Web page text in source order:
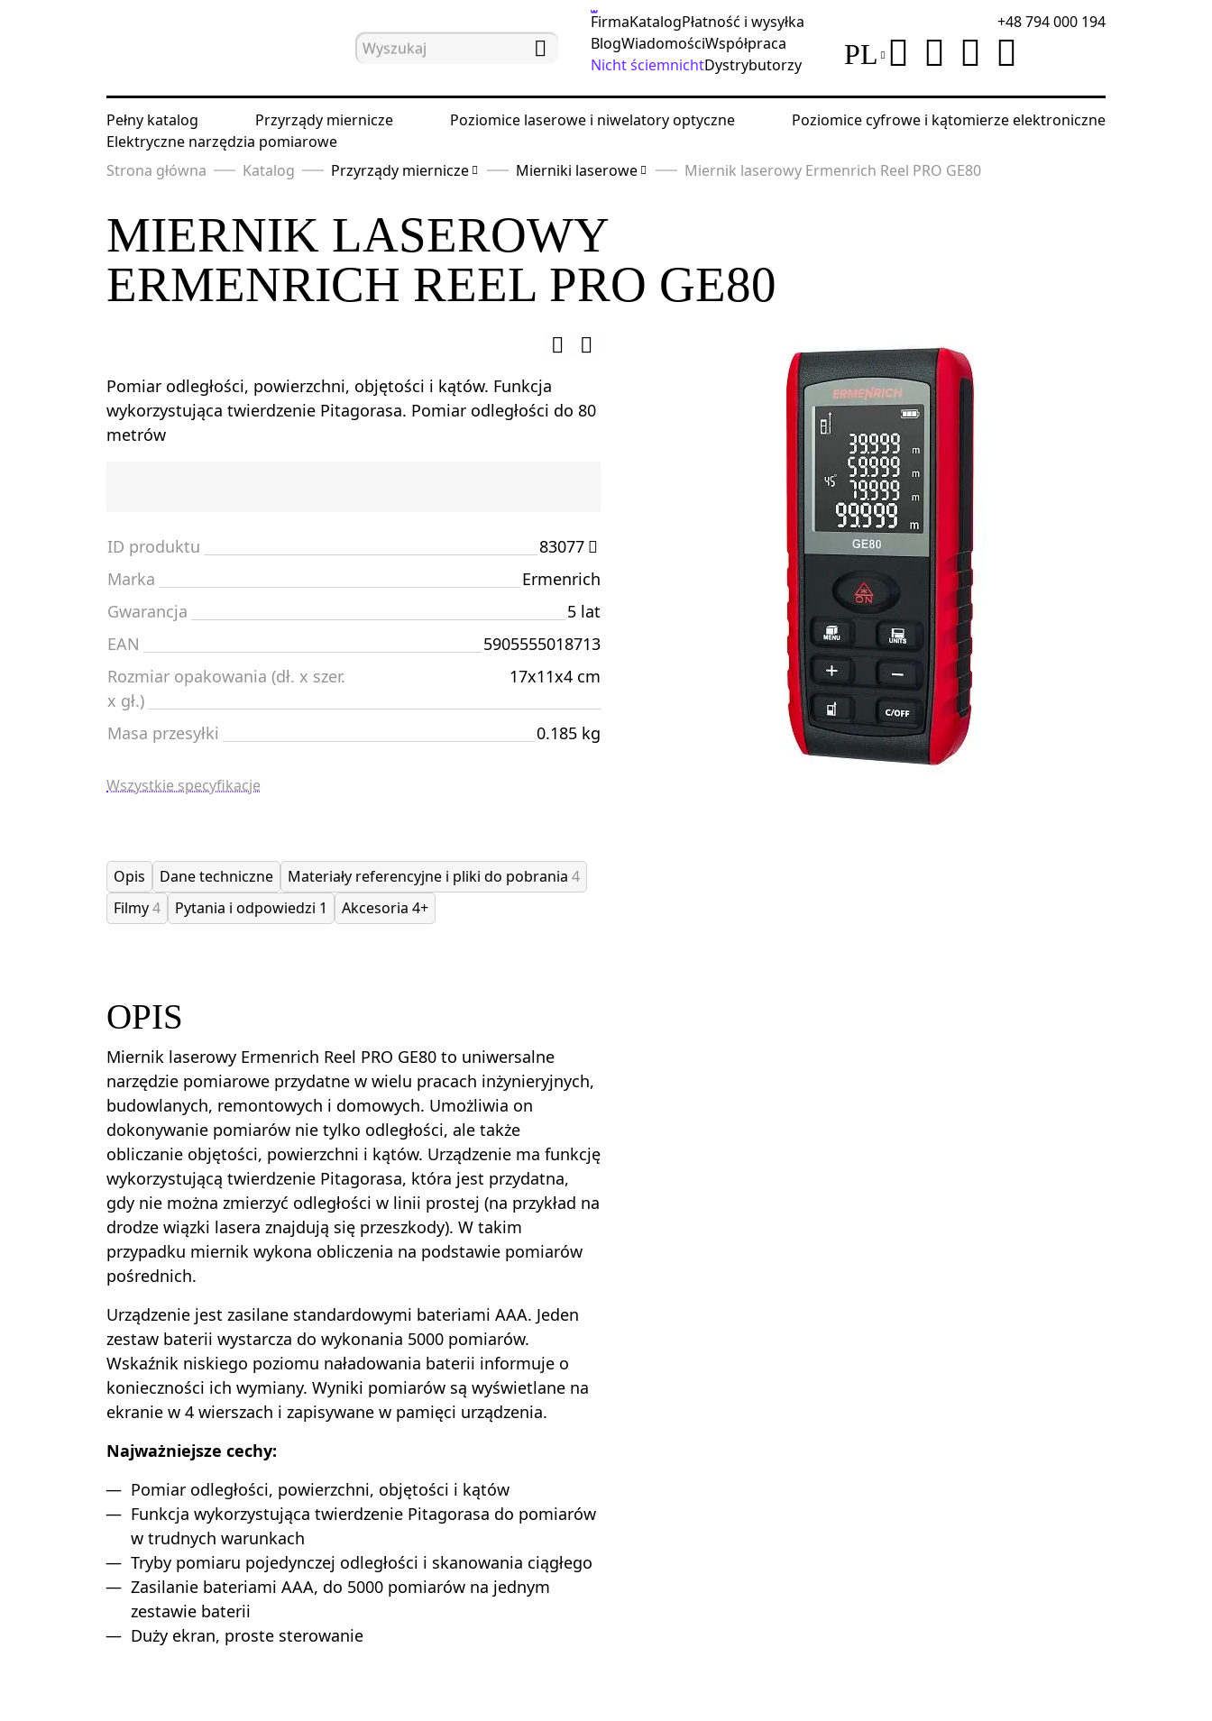
FirmaKatalogPłatność i wysyłka
BlogWiadomościWspółpraca
Nicht ściemnichtDystrybutorzy
+48 794 000 194
PL
Pełny katalog Przyrządy miernicze Poziomice laserowe i niwelatory optyczne
Poziomice cyfrowe i kątomierze elektroniczne
Elektryczne narzędzia pomiarowe
Strona główna
Katalog Przyrządy miernicze Mierniki laserowe Miernik laserowy Ermenrich Reel PRO GE80
MIERNIK LASEROWY
ERMENRICH REEL PRO GE80
Pomiar odległości, powierzchni, objętości i kątów. Funkcja
wykorzystująca twierdzenie Pitagorasa. Pomiar odległości do 80
metrów
ID produktu
83077
Marka
Ermenrich
Gwarancja
5 lat
EAN
5905555018713
Rozmiar opakowania (dł. x szer.
x gł.)
17x11x4 cm
Masa przesyłki 0.185 kg
Wszystkie specyfikacje
Opis Dane techniczne Materiały referencyjne i pliki do pobrania 4
Filmy4 Pytania i odpowiedzi 1 Akcesoria 4+
OPIS
Miernik laserowy Ermenrich Reel PRO GE80 to uniwersalne
narzędzie pomiarowe przydatne w wielu pracach inżynieryjnych,
budowlanych, remontowych i domowych. Umożliwia on
dokonywanie pomiarów nie tylko odległości, ale także
obliczanie objętości, powierzchni i kątów. Urządzenie ma funkcję
wykorzystującą twierdzenie Pitagorasa, która jest przydatna,
gdy nie można zmierzyć odległości w linii prostej (na przykład na
drodze wiązki lasera znajdują się przeszkody). W takim
przypadku miernik wykona obliczenia na podstawie pomiarów
pośrednich.
Urządzenie jest zasilane standardowymi bateriami AAA. Jeden
zestaw baterii wystarcza do wykonania 5000 pomiarów.
Wskaźnik niskiego poziomu naładowania baterii informuje o
konieczności ich wymiany. Wyniki pomiarów są wyświetlane na
ekranie w 4 wierszach i zapisywane w pamięci urządzenia.
Najważniejsze cechy:
Pomiar odległości, powierzchni, objętości i kątów
Funkcja wykorzystująca twierdzenie Pitagorasa do pomiarów
w trudnych warunkach
Tryby pomiaru pojedynczej odległości i skanowania ciągłego
Zasilanie bateriami AAA, do 5000 pomiarów na jednym
zestawie baterii
Duży ekran, proste sterowanie